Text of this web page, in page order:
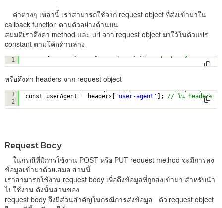
ค่าต่างๆ เหล่านี้ เราสามารถใช้จาก request object ที่ส่งเข้ามาใน
callback function ตามตัวอย่างด้านบน
สมมติเราดึงค่า method และ url จาก request object มาใว้ในตัวแปร
constant ตามโค้ดด้านล่าง
1
หรือดึงค่า headers จาก request object
1
2
const userAgent = headers[ 'user-agent' ]; // ใน headers
Request Body
ในกรณีที่มีการใช้งาน POST หรือ PUT request method จะมีการส่ง
ข้อมูลเข้ามาด้วยเสมอ ส่วนนี้
เราสามารถใช้งาน request body เพื่อดึงข้อมูลที่ถูกส่งเข้ามา สำหรับนำ
ไปใช้งาน ดังนั้นส่วนของ
request body จึงมีส่วนสำคัญในกรณีการส่งข้อมูล ตัว request object